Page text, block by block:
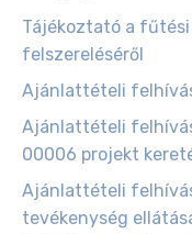
Tájékoztató a
felszereléséről
Ajánlattételi
Ajánlattételi
00006 projekt
Ajánlattételi
tevékenység